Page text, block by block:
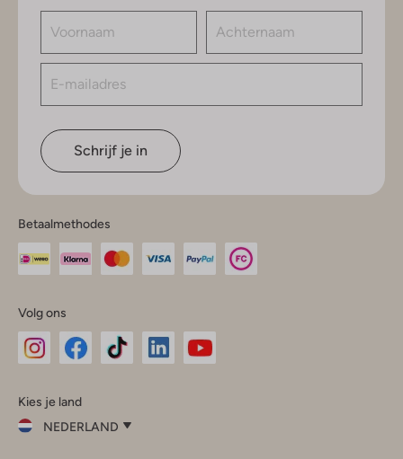
Schrijf je in
Betaalmethodes
Volg ons
InstagramFacebook
Kies je land
NEDERLAND